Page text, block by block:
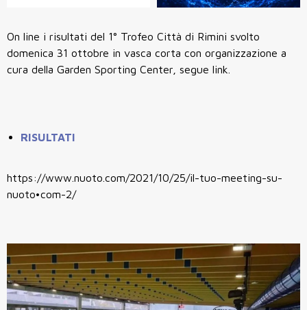
On line i risultati del 1° Trofeo Città di Rimini svolto
domenica 31 ottobre in vasca corta con organizzazione a
cura della Garden Sporting Center, segue link.
RISULTATI
https://www.nuoto.com/2021/10/25/il-tuo-meeting-su-
nuoto•com-2/